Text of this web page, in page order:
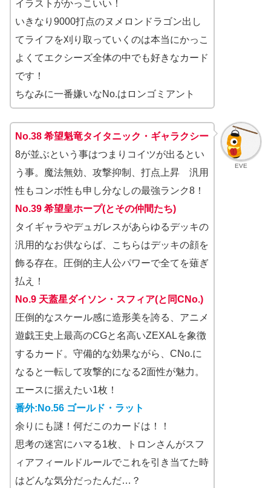
イラストがかっこいい！
いきなり9000打点のヌメロンドラゴン出し
てライフを刈り取っていくのは本当にかっこ
よくてエクシーズ全体の中でも好きなカード
です！
ちなみに一番嫌いなNo.はロンゴミアント
EVE
No.38 希望魁竜タイタニック・ギャラクシー
8が並ぶという事はつまりコイツが出るとい
う事。魔法無効、攻撃抑制、打点上昇 汎用
性もコンボ性も申し分なしの最強ランク8！
No.39 希望皇ホープ(とその仲間たち)
タイギャラやデュガレスがあらゆるデッキの
汎用的なお供ならば、こちらはデッキの顔を
飾る存在。圧倒的主人公パワーで全てを薙ぎ
払え！
No.9 天蓋星ダイソン・スフィア(と同CNo.)
圧倒的なスケール感に造形美を誇る、アニメ
遊戯王史上最高のCGと名高いZEXALを象徴
するカード。守備的な効果ながら、CNo.に
なると一転して攻撃的になる2面性が魅力。
エースに据えたい1枚！
番外:No.56 ゴールド・ラット
余りにも謎！何だこのカードは！！
思考の迷宮にハマる1枚、トロンさんがスフ
ィアフィールドルールでこれを引き当てた時
はどんな気分だったんだ…？